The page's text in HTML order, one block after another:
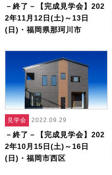
－終了－【完成見学会】202
2年11月12日(土)～13日
(日)・福岡県那珂川市
見学会 2022.09.29
－終了－【完成見学会】202
2年10月15日(土)～16日
(日)・福岡市西区